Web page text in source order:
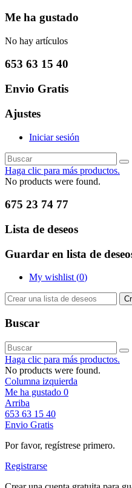
Me ha gustado
No hay artículos
653 63 15 40
Envio Gratis
Ajustes
Iniciar sesión
Haga clic para más productos.
No products were found.
675 23 74 77
Lista de deseos
Guardar en lista de
My wishlist (0)
Buscar
Haga clic para más productos.
No products were found.
Columna izquierda
Me ha gustado 0
Arriba
653 63 15 40
Envio Gratis
Por favor, regístrese primero.
Registrarse